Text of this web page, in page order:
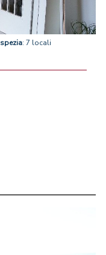
spezia: 7 locali